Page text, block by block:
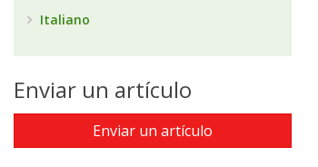
Italiano
Enviar un artículo
Enviar un artículo